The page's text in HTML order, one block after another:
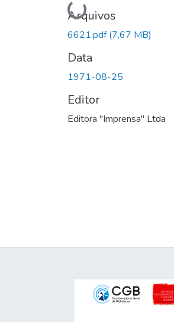
Carregando...
Arquivos
6621.pdf(7,67 MB)
Data
1971-08-25
Editor
Editora "Imprensa" Ltda